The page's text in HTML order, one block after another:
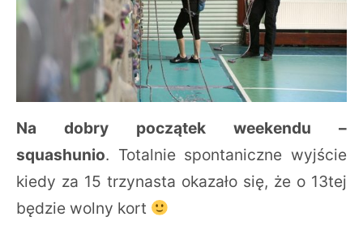
Na dobry początek weekendu –
squashunio. Totalnie spontaniczne wyjście
kiedy za 15 trzynasta okazało się, że o 13tej
będzie wolny kort